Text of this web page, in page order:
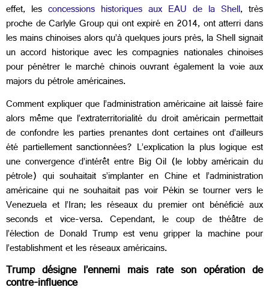
effet, les concessions historiques aux EAU de la Shell, très
proche de Carlyle Group qui ont expiré en 2014, ont atterri dans
les mains chinoises alors qu’à quelques jours près, la Shell signait
un accord historique avec les compagnies nationales chinoises
pour pénétrer le marché chinois ouvrant également la voie aux
majors du pétrole américaines.
Comment expliquer que l’administration américaine ait laissé faire
alors même que l’extraterritorialité du droit américain permettait
de confondre les parties prenantes dont certaines ont d’ailleurs
été partiellement sanctionnées? L’explication la plus logique est
une convergence d’intérêt entre Big Oil (le lobby américain du
pétrole) qui souhaitait s’implanter en Chine et l’administration
américaine qui ne souhaitait pas voir Pékin se tourner vers le
Venezuela et l’Iran; les réseaux du premier ont bénéficié aux
seconds et vice-versa. Cependant, le coup de théâtre de
l’élection de Donald Trump est venu gripper la machine pour
l’establishment et les réseaux américains.
Trump désigne l’ennemi mais rate son opération de
contre-influence